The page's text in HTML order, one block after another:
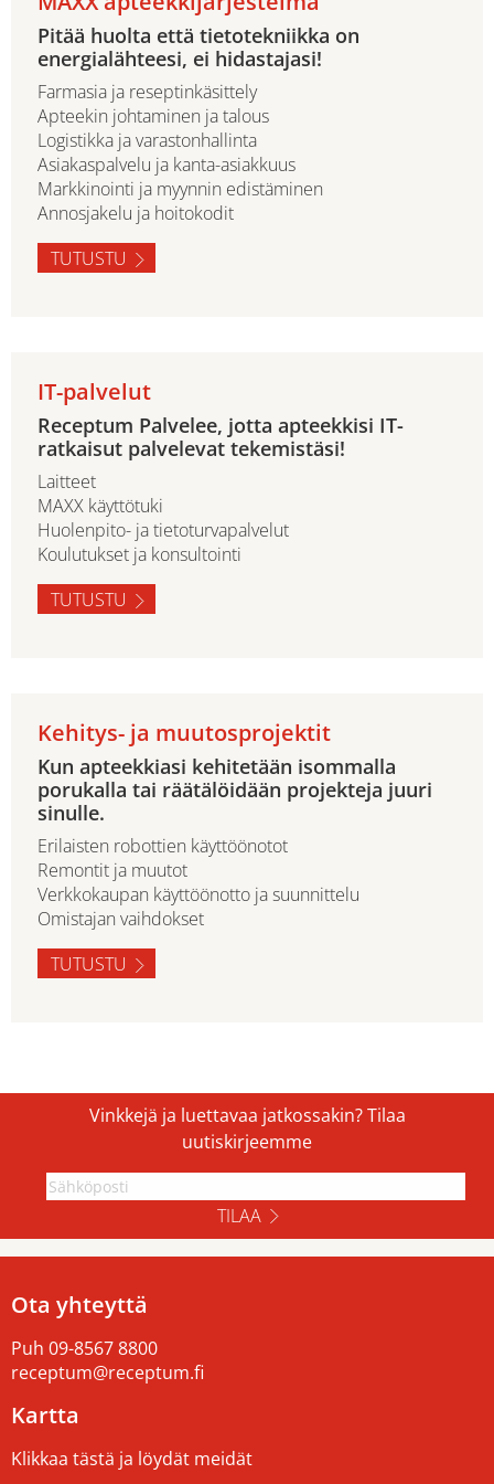
Pitää huolta että tietotekniikka on
energialähteesi, ei hidastajasi!
Farmasia ja reseptinkäsittely
Apteekin johtaminen ja talous
Logistikka ja varastonhallinta
Asiakaspalvelu ja kanta-asiakkuus
Markkinointi ja myynnin edistäminen
Annosjakelu ja hoitokodit
TUTUSTU
IT-palvelut
Receptum Palvelee, jotta apteekkisi IT-
ratkaisut palvelevat tekemistäsi!
Laitteet
MAXX käyttötuki
Huolenpito- ja tietoturvapalvelut
Koulutukset ja konsultointi
TUTUSTU
Kehitys- ja muutosprojektit
Kun apteekkiasi kehitetään isommalla
porukalla tai räätälöidään projekteja juuri
sinulle.
Erilaisten robottien käyttöönotot
Remontit ja muutot
Verkkokaupan käyttöönotto ja suunnittelu
Omistajan vaihdokset
TUTUSTU
Vinkkejä ja luettavaa jatkossakin? Tilaa
uutiskirjeemme
TILAA
Ota yhteyttä
Puh 09-8567 8800
receptum@receptum.fi
Kartta
Klikkaa tästä ja löydät meidät